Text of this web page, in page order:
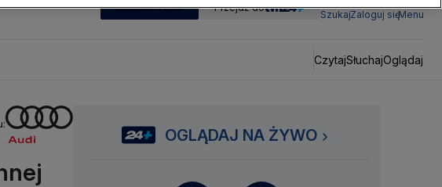
SUBSKRYBUJ Przejdź do
SzukajZaloguj sięMenu
CzytajSłuchajOglądaj
OGLĄDAJ NA ŻYWO